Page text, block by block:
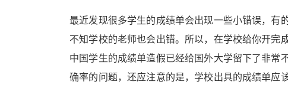
最近发现很多学生的成绩单会出现一些小错误，有
不知学校的老师也会出错。所以，在学校给你开完
中国学生的成绩单造假已经给国外大学留下了非常
确率的问题，还应注意的是，学校出具的成绩单应